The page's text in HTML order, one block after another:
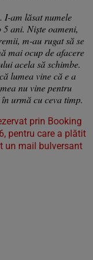
I-am lăsat numele
ani. Niște oameni,
m-au rugat să se
mai ocup de afacere
acela să schimbe.
lumea vine că e a
nu vine pentru
urmă cu ceva timp.
prin Booking
pentru care a plătit
un mail bulversant